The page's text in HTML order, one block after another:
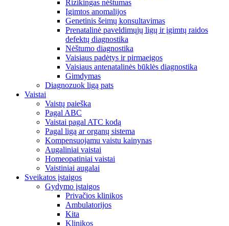
Rizikingas nėštumas
Įgimtos anomalijos
Genetinis šeimų konsultavimas
Prenatalinė paveldimųjų ligų ir įgimtų raidos
defektų diagnostika
Nėštumo diagnostika
Vaisiaus padėtys ir pirmaeigos
Vaisiaus antenatalinės būklės diagnostika
Gimdymas
Diagnozuok ligą pats
Vaistai
Vaistų paieška
Pagal ABC
Vaistai pagal ATC kodą
Pagal ligą ar organų sistema
Kompensuojamu vaistu kainynas
Augaliniai vaistai
Homeopatiniai vaistai
Vaistiniai augalai
Sveikatos įstaigos
Gydymo įstaigos
Privačios klinikos
Ambulatorijos
Kita
Klinikos